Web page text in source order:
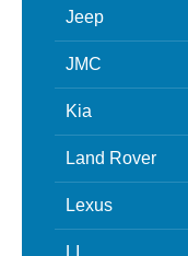
Jeep
JMC
Kia
Land Rover
Lexus
LI